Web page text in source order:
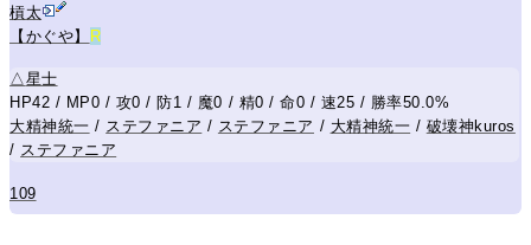
槓太
【かぐや】
R
△星士
HP42 / MP0 / 攻0 / 防1 / 魔0 / 精0 / 命0 / 速25 / 勝率50.0%
大精神統一 / ステファニア / ステファニア / 大精神統一 / 破壊神kuros
/ ステファニア
109